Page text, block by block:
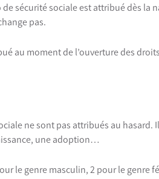
sécurité sociale est attribué dès la
pas.
au moment de l’ouverture des
ne sont pas attribués au hasard.
une adoption…
le genre masculin, 2 pour le genre